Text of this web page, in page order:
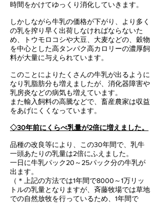
時間をかけてゆっくり消化していきます。
しかしながら牛乳の価格が下がり、より多く
の乳を搾り早く出荷しなければならないた
め、トウモロコシや大豆、大麦などの、穀物
を中心とした高タンパク高カロリーの濃厚飼
料が大量に与えられています。
このことによりたくさんの牛乳が出るように
なり乳脂肪分も増えましたが、消化器障害や
乳房炎などの病気も増えています。
また輸入飼料の高騰などで、畜産農家は収益
をあげにくくなっています。
◇30年前にくらべ乳量が2倍に増えました。
品種の改良等により、この30年間で、乳牛
一頭あたりの乳量は2倍にふえました。
一日に牛乳パック20～25パック分の牛乳が
出ます。
（＊上記の方法では1年間で8000～1万リッ
トルの乳量となりますが、斉藤牧場では草地
での自然放牧を行っているため、1年間で